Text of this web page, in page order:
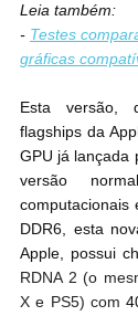
Leia também:
- Testes
gráficas
Esta versão,
flagships da
GPU já lançada
versão
computacionais
DDR6, esta
RDNA 2 (o
X e PS5) com